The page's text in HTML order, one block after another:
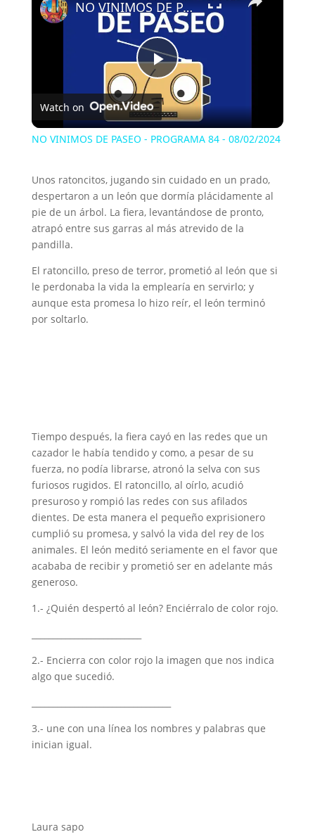
P
l
y
i
NO VINIMOS DE PASEO - PROGRAMA 84 - 08/02/2024
Watch on
NO VINIMOS DE PASEO - PROGRAMA 84 - 08/02/2024
Unos ratoncitos, jugando sin cuidado en un prado,
despertaron a un león que dormía plácidamente al
pie de un árbol. La fiera, levantándose de pronto,
atrapó entre sus garras al más atrevido de la
pandilla.
El ratoncillo, preso de terror, prometió al león que si
le perdonaba la vida la emplearía en servirlo; y
aunque esta promesa lo hizo reír, el león terminó
por soltarlo.
Tiempo después, la fiera cayó en las redes que un
cazador le había tendido y como, a pesar de su
fuerza, no podía librarse, atronó la selva con sus
furiosos rugidos. El ratoncillo, al oírlo, acudió
presuroso y rompió las redes con sus afilados
dientes. De esta manera el pequeño exprisionero
cumplió su promesa, y salvó la vida del rey de los
animales. El león meditó seriamente en el favor que
acababa de recibir y prometió ser en adelante más
generoso.
1.- ¿Quién despertó al león? Enciérralo de color rojo.
2.- Encierra con color rojo la imagen que nos indica
algo que sucedió.
3.- une con una línea los nombres y palabras que
inician igual.
Laura sapo